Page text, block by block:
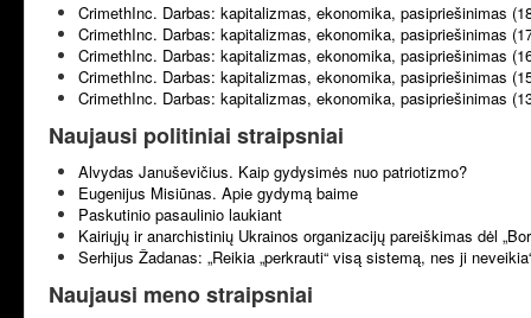
CrimethInc. Darbas: kapitalizmas, ekonomika, pasipriešinimas
CrimethInc. Darbas: kapitalizmas, ekonomika, pasipriešinimas
CrimethInc. Darbas: kapitalizmas, ekonomika, pasipriešinimas
CrimethInc. Darbas: kapitalizmas, ekonomika, pasipriešinimas
CrimethInc. Darbas: kapitalizmas, ekonomika, pasipriešinimas
Naujausi politiniai straipsniai
Alvydas Januševičius. Kaip gydysimės nuo patriotizmo?
Eugenijus Misiūnas. Apie gydymą baime
Paskutinio pasaulinio laukiant
Kairiųjų ir anarchistinių Ukrainos organizacijų pareiškimas dėl
Serhijus Žadanas: „Reikia „perkrauti“ visą sistemą, nes ji
Naujausi meno straipsniai